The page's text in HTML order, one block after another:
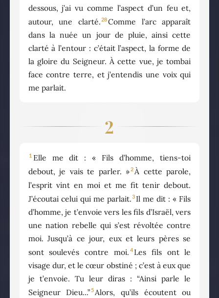
dessous, j’ai vu comme l’aspect d’un feu et,
autour, une clarté.28Comme l’arc apparaît
dans la nuée un jour de pluie, ainsi cette
clarté à l’entour : c’était l’aspect, la forme de
la gloire du Seigneur. À cette vue, je tombai
face contre terre, et j’entendis une voix qui
me parlait.
2
1 Elle me dit : « Fils d’homme, tiens-toi
debout, je vais te parler. »2À cette parole,
l’esprit vint en moi et me fit tenir debout.
J’écoutai celui qui me parlait. 3 Il me dit : « Fils
d’homme, je t’envoie vers les fils d’Israël, vers
une nation rebelle qui s’est révoltée contre
moi. Jusqu’à ce jour, eux et leurs pères se
sont soulevés contre moi. 4 Les fils ont le
visage dur, et le cœur obstiné ; c’est à eux que
je t’envoie. Tu leur diras : “Ainsi parle le
Seigneur Dieu...”5Alors, qu’ils écoutent ou